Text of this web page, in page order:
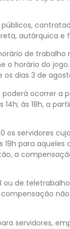
autárquica e
de trabalho
horário do jogo.
dias 3 de
ocorrer a
às 18h, a
os servidores
para
a
de
servidores,